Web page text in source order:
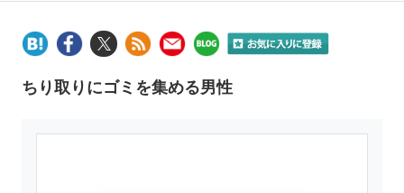
ちり取りにゴミを集める男性